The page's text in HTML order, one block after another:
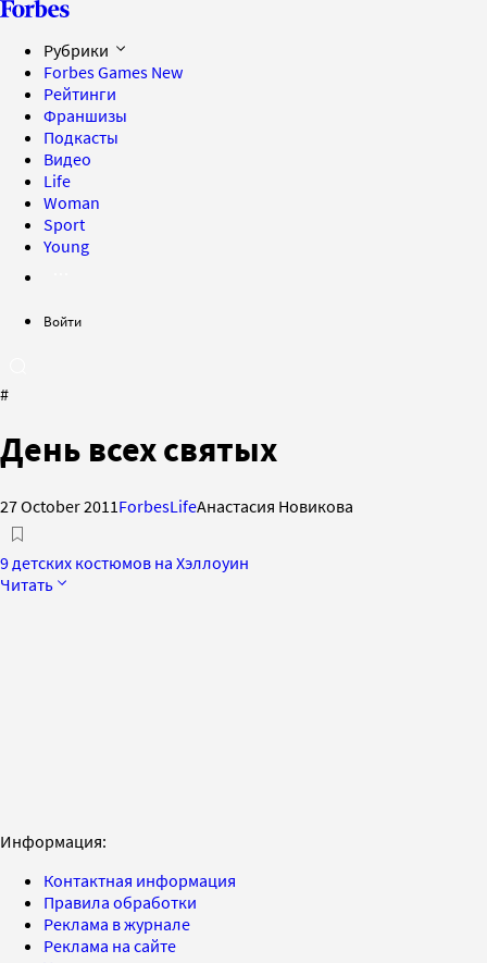
Рубрики
Forbes Games New
Рейтинги
Франшизы
Подкасты
Видео
Life
Woman
Sport
Young
Войти
#
День всех святых
27 October 2011 ForbesLifeАнастасия Новикова
9 детских костюмов на Хэллоуин
Читать
Информация:
Контактная информация
Правила обработки
Реклама в журнале
Реклама на сайте